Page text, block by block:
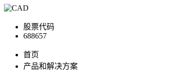
股票代码
688657
首页
产品和解决方案